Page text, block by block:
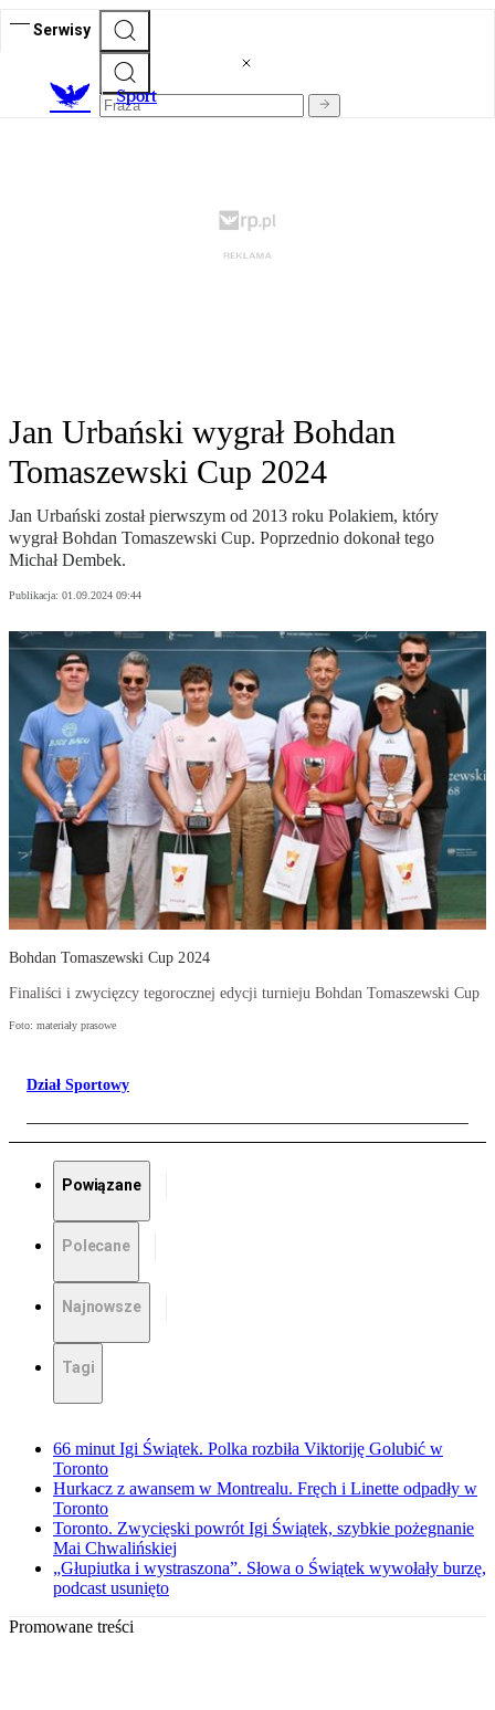
Serwisy
Sport
Jan Urbański wygrał Bohdan
Tomaszewski Cup 2024
Jan Urbański został pierwszym od 2013 roku Polakiem, który
wygrał Bohdan Tomaszewski Cup. Poprzednio dokonał tego
Michał Dembek.
Publikacja: 01.09.2024 09:44
Bohdan Tomaszewski Cup 2024
Finaliści i zwycięzcy tegorocznej edycji turnieju Bohdan Tomaszewski Cup
Foto: materiały prasowe
Dział Sportowy
Powiązane
Polecane
Najnowsze
Tagi
66 minut Igi Świątek. Polka rozbiła Viktoriję Golubić w
Toronto
Hurkacz z awansem w Montrealu. Fręch i Linette odpadły w
Toronto
Toronto. Zwycięski powrót Igi Świątek, szybkie pożegnanie
Mai Chwalińskiej
„Głupiutka i wystraszona”. Słowa o Świątek wywołały burzę,
podcast usunięto
Promowane treści